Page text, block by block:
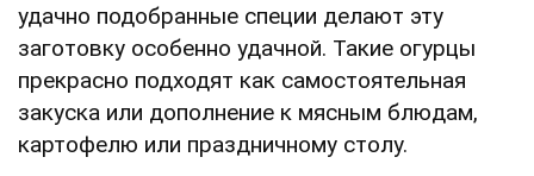
удачно подобранные специи делают эту
заготовку особенно удачной. Такие огурцы
прекрасно подходят как самостоятельная
закуска или дополнение к мясным блюдам,
картофелю или праздничному столу.